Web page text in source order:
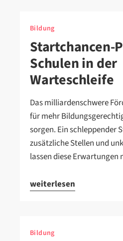
Bildung
Startchancen-
Schulen in der
Warteschleife
Das milliardenschwere
für mehr
sorgen. Ein schleppender
zusätzliche Stellen und
lassen diese Erwartungen
weiterlesen
Bildung